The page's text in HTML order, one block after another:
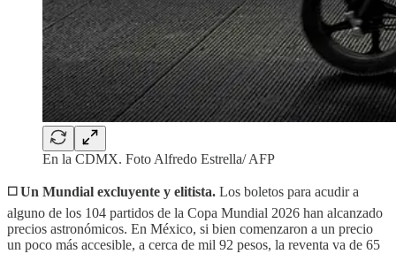
En la CDMX. Foto Alfredo Estrella/ AFP
◻️ Un Mundial excluyente y elitista. Los boletos para acudir a
alguno de los 104 partidos de la Copa Mundial 2026 han alcanzado
precios astronómicos. En México, si bien comenzaron a un precio
un poco más accesible, a cerca de mil 92 pesos, la reventa va de 65